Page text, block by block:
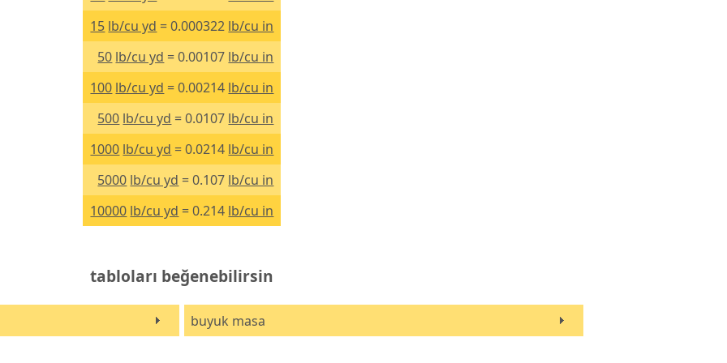
15 lb/cu yd = 0.000322 lb/cu in
50 lb/cu yd = 0.00107 lb/cu in
100 lb/cu yd = 0.00214 lb/cu in
500 lb/cu yd = 0.0107 lb/cu in
1000 lb/cu yd = 0.0214 lb/cu in
5000 lb/cu yd = 0.107 lb/cu in
10000 lb/cu yd = 0.214 lb/cu in
tabloları beğenebilirsin
buyuk masa